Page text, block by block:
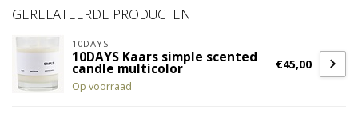
GERELATEERDE PRODUCTEN
10DAYS
10DAYS Kaars simple scented
candle multicolor
Op voorraad
€45,00